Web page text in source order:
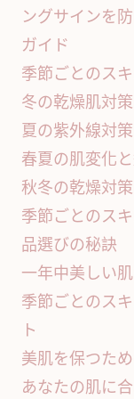
ングサインを
ガイド
季節ごとのス
冬の乾燥肌対
夏の紫外線対
春夏の肌変化
秋冬の乾燥対
季節ごとのス
品選びの秘訣
一年中美しい
季節ごとのス
ト
美肌を保つた
あなたの肌に